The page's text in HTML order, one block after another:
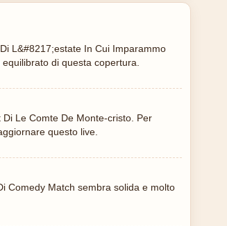
L&#8217;estate In Cui Imparammo
di questa copertura.
Le Comte De Monte-cristo. Per
questo live.
Comedy Match sembra solida e molto